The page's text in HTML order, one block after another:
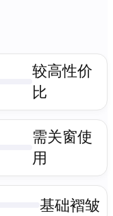
较高性价
比
需关窗使
用
基础褶皱